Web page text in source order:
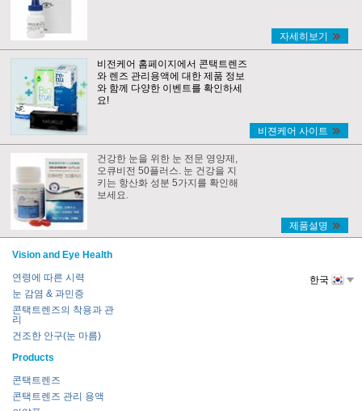
자세히보기
비전케어 홈페이지에서 콘택트렌즈
와 렌즈 관리용액에 대한 제품 정보
와 함께 다양한 이벤트를 확인하세
요!
비젼케어 사이트
건강한 눈을 위한 눈 전문 영양제,
오큐비전 50플러스. 눈 건강을 지
키는 항산화 성분 5가지를 확인해
보세요.
제품설명
Vision and Eye Health
연령에 따른 시력
눈 감염 & 과민증
콘택트렌즈의 착용과 관
리
건조한 안구(눈 마름)
Products
콘택트렌즈
콘택트렌즈 관리 용액
한국